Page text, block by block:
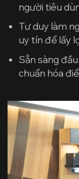
người tiêu
Tư duy làm
uy tín để lấy
Sẵn sàng
chuẩn hóa